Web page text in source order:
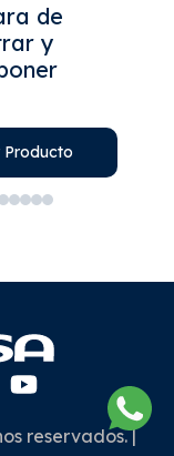
de
y
Producto
reservados. |